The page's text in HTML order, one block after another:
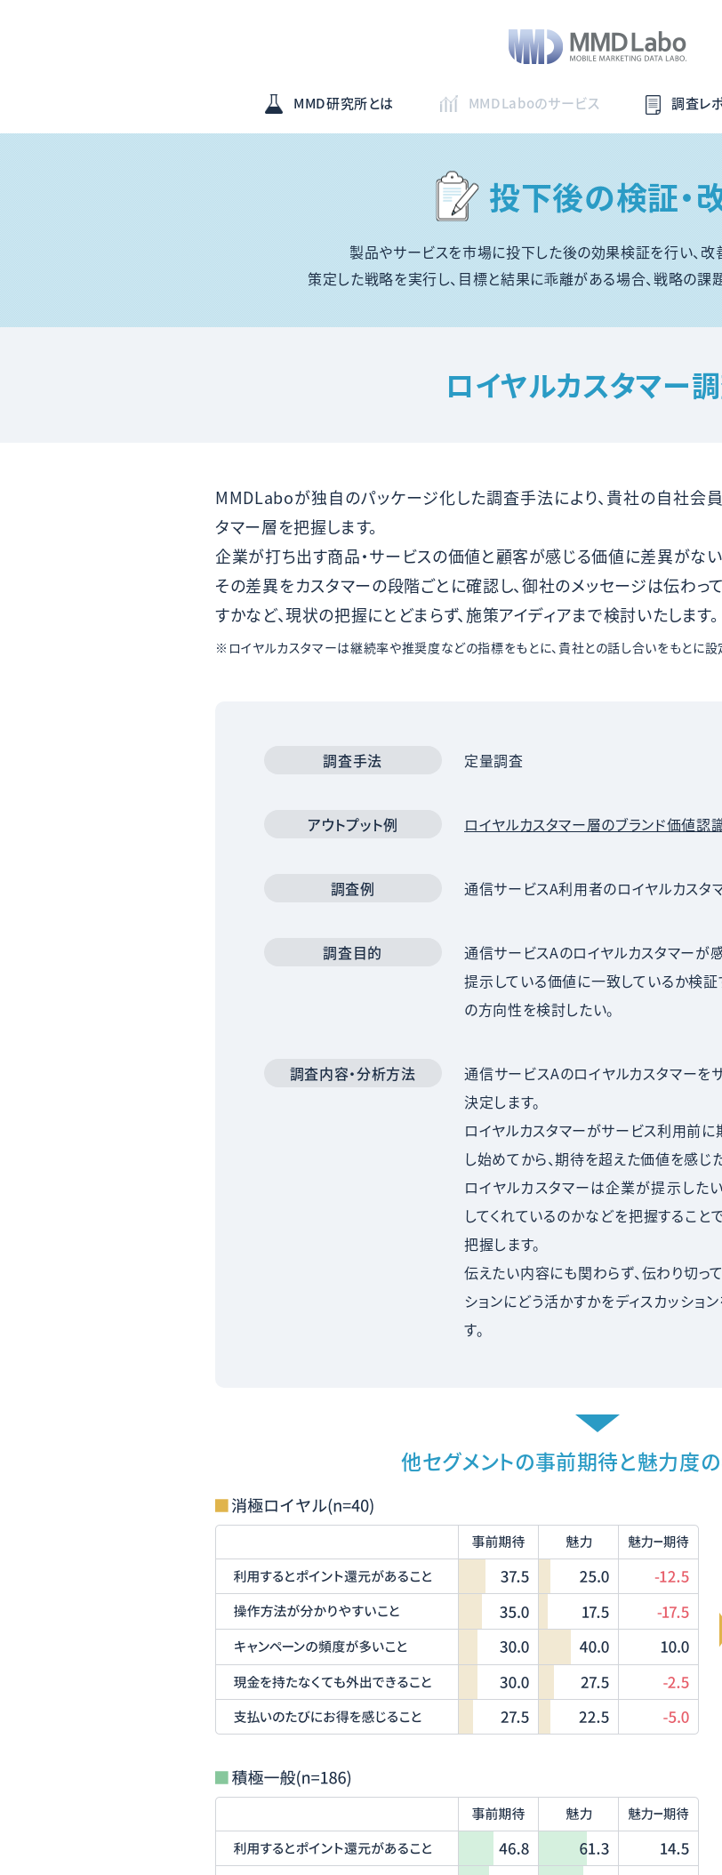
MMD研究所とは MMDLaboのサービス 調査レ
投下後の検証・
製品やサービスを市場に投下した後の効果検証を行い、改
策定した戦略を実行し、目標と結果に乖離がある場合、戦略の課
ロイヤルカスタマー
MMDLaboが独自のパッケージ化した調査手法により、貴社の自社会
タマー層を把握します。
企業が打ち出す商品・サービスの価値と顧客が感じる価値に差異がない
その差異をカスタマーの段階ごとに確認し、御社のメッセージは伝わっ
すかなど、現状の把握にとどまらず、施策アイディアまで検討いたします。
※ロイヤルカスタマーは継続率や推奨度などの指標をもとに、貴社との話し合いをもとに設
調査手法 定量調査
アウトプット例 ロイヤルカスタマー層のブランド価値認
調査例 通信サービスA利用者のロイヤルカスタ
調査目的
通信サービスAのロイヤルカスタマーが
提示している価値に一致しているか検証
の方向性を検討したい。
調査内容・分析方法
通信サービスAのロイヤルカスタマーを
決定します。
ロイヤルカスタマーがサービス利用前に
し始めてから、期待を超えた価値を感じ
ロイヤルカスタマーは企業が提示した
してくれているのかなどを把握すること
把握します。
伝えたい内容にも関わらず、伝わり切っ
ションにどう活かすかをディスカッショ
す。
他セグメントの事前期待と魅力度の